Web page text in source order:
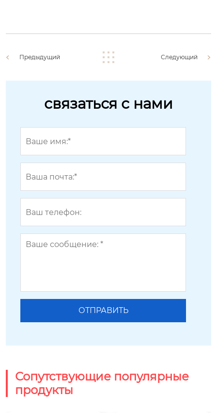
Предыдущий Следующий
связаться с нами
Сопутствующие популярные
продукты